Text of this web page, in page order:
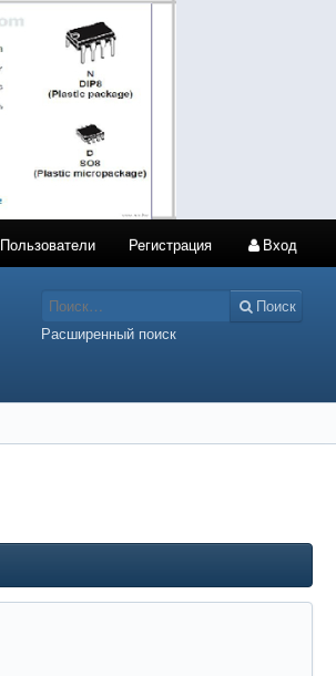
Пользователи Регистрация Вход
Поиск
Расширенный поиск